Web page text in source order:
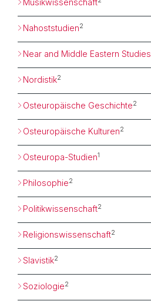
Musikwissenschaft
Nahoststudien2
Near and Middle Eastern Studies
Nordistik2
Osteuropäische Geschichte2
Osteuropäische Kulturen2
Osteuropa-Studien1
Philosophie2
Politikwissenschaft2
Religionswissenschaft2
Slavistik2
Soziologie2